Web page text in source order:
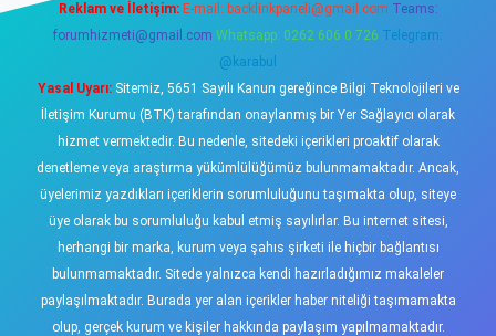
Reklam ve İletişim: E-mail: backlinkpaneli@gmail.com Teams:
forumhizmeti@gmail.com Whatsapp: 0262 606 0 726 Telegram:
@karabul
Yasal Uyarı:Sitemiz, 5651 Sayılı Kanun gereğince Bilgi Teknolojileri ve
İletişim Kurumu (BTK) tarafından onaylanmış bir Yer Sağlayıcı olarak
hizmet vermektedir. Bu nedenle, sitedeki içerikleri proaktif olarak
denetleme veya araştırma yükümlülüğümüz bulunmamaktadır. Ancak,
üyelerimiz yazdıkları içeriklerin sorumluluğunu taşımakta olup, siteye
üye olarak bu sorumluluğu kabul etmiş sayılırlar. Bu internet sitesi,
herhangi bir marka, kurum veya şahıs şirketi ile hiçbir bağlantısı
bulunmamaktadır. Sitede yalnızca kendi hazırladığımız makaleler
paylaşılmaktadır. Burada yer alan içerikler haber niteliği taşımamakta
olup, gerçek kurum ve kişiler hakkında paylaşım yapılmamaktadır.